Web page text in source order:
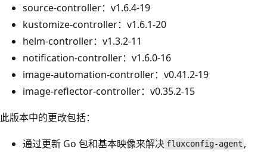
source-controller：v1.6.4-19
kustomize-controller：v1.6.1-20
helm-controller：v1.3.2-11
notification-controller：v1.6.0-16
image-automation-controller：v0.41.2-19
image-reflector-controller：v0.35.2-15
此版本中的更改包括：
通过更新 Go 包和基本映像来解决 fluxconfig-agent ,